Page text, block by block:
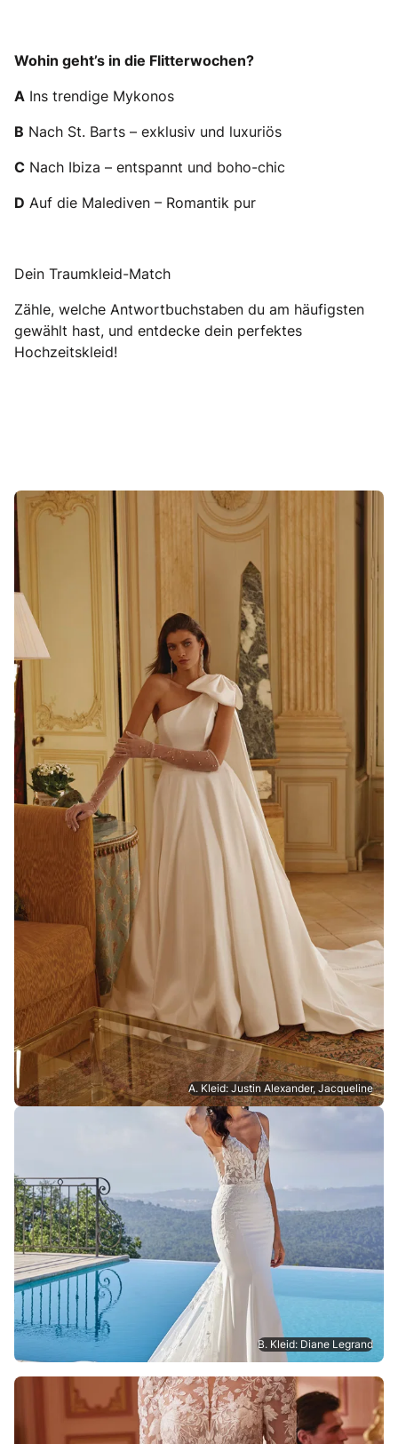
Wohin geht’s in die Flitterwochen?
A Ins trendige Mykonos
B Nach St. Barts – exklusiv und luxuriös
C Nach Ibiza – entspannt und boho-chic
D Auf die Malediven – Romantik pur
Dein Traumkleid-Match
Zähle, welche Antwortbuchstaben du am häufigsten
gewählt hast, und entdecke dein perfektes
Hochzeitskleid!
A. Kleid: Justin Alexander, Jacqueline
B. Kleid: Diane Legrand